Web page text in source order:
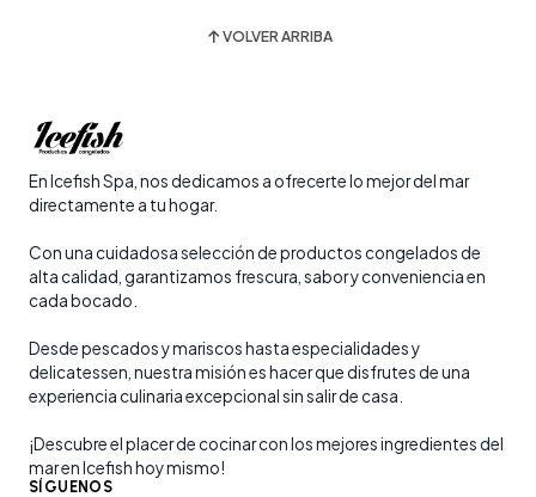
VOLVER ARRIBA
En Icefish Spa, nos dedicamos a ofrecerte lo mejor del mar
directamente a tu hogar.
Con una cuidadosa selección de productos congelados de
alta calidad, garantizamos frescura, sabor y conveniencia en
cada bocado.
Desde pescados y mariscos hasta especialidades y
delicatessen, nuestra misión es hacer que disfrutes de una
experiencia culinaria excepcional sin salir de casa.
¡Descubre el placer de cocinar con los mejores ingredientes del
mar en Icefish hoy mismo!
SÍGUENOS